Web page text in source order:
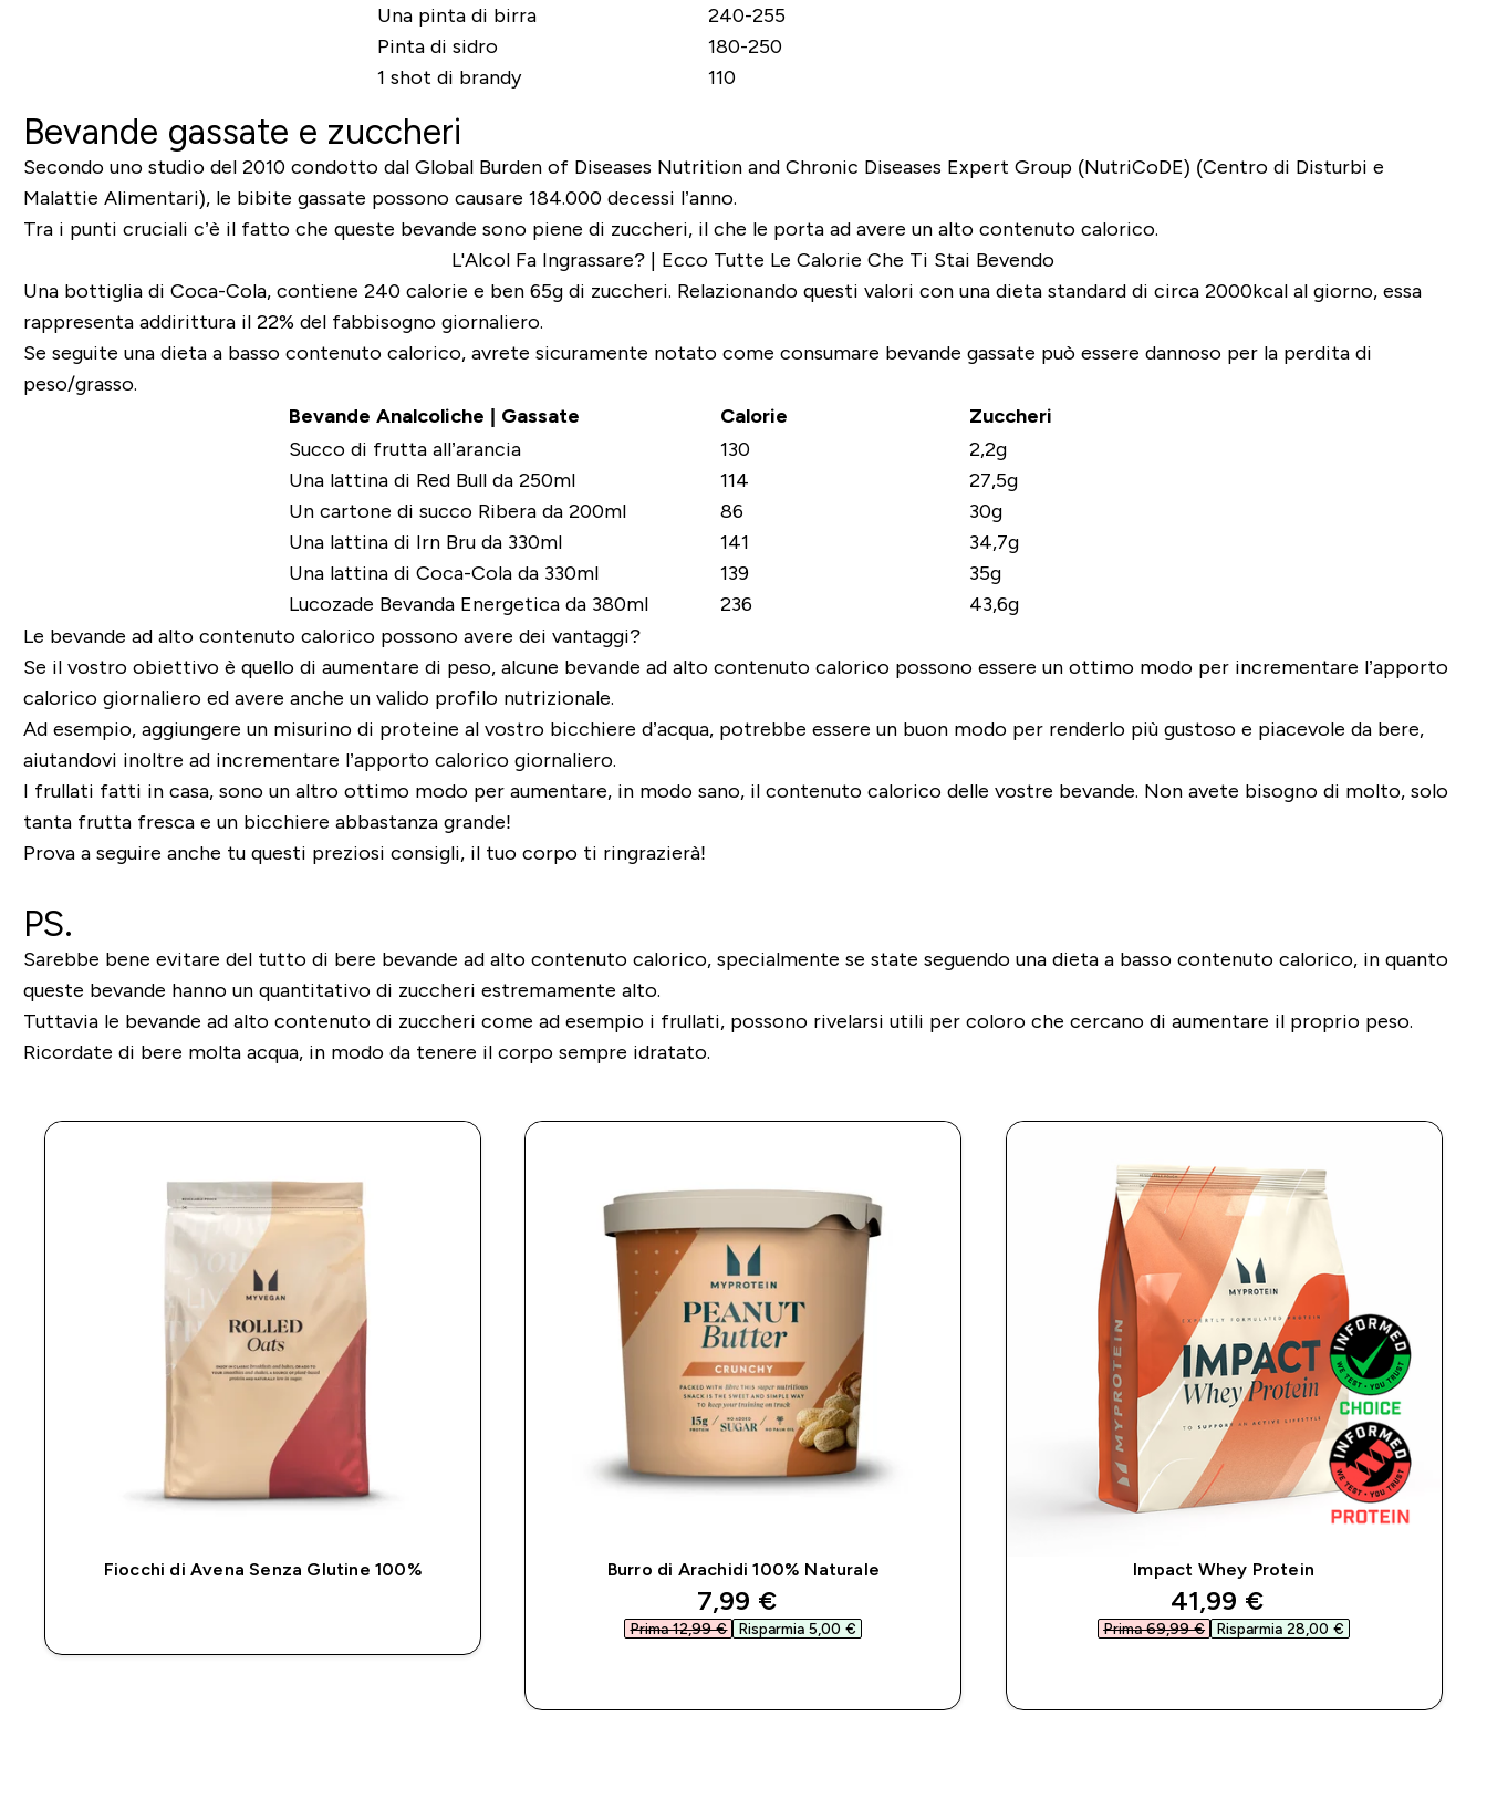
Una pinta di birra
Pinta di sidro
1 shot di brandy
240-255
180-250
110
Bevande gassate e zuccheri
Secondo uno studio del 2010 condotto dal Global Burden of Diseases Nutrition and Chronic Diseases Expert Group (NutriCoDE) (Centro di Disturbi e
Malattie Alimentari), le bibite gassate possono causare 184.000 decessi l’anno.
Tra i punti cruciali c’è il fatto che queste bevande sono piene di zuccheri, il che le porta ad avere un alto contenuto calorico.
Una bottiglia di Coca-Cola, contiene 240 calorie e ben 65g di zuccheri. Relazionando questi valori con una dieta standard di circa 2000kcal al giorno, essa
rappresenta addirittura il 22% del fabbisogno giornaliero.
Se seguite una dieta a basso contenuto calorico, avrete sicuramente notato come consumare bevande gassate può essere dannoso per la perdita di
peso/grasso.
Bevande Analcoliche | Gassate
Calorie
Zuccheri
Succo di frutta all’arancia
Una lattina di Red Bull da 250ml
Un cartone di succo Ribera da 200ml
Una lattina di Irn Bru da 330ml
Una lattina di Coca-Cola da 330ml
Lucozade Bevanda Energetica da 380ml
130
114
86
141
139
236
2,2g
27,5g
30g
34,7g
35g
43,6g
Le bevande ad alto contenuto calorico possono avere dei vantaggi?
Se il vostro obiettivo è quello di aumentare di peso, alcune bevande ad alto contenuto calorico possono essere un ottimo modo per incrementare l’apporto
calorico giornaliero ed avere anche un valido profilo nutrizionale.
Ad esempio, aggiungere un misurino di proteine al vostro bicchiere d’acqua, potrebbe essere un buon modo per renderlo più gustoso e piacevole da bere,
aiutandovi inoltre ad incrementare l’apporto calorico giornaliero.
I frullati fatti in casa, sono un altro ottimo modo per aumentare, in modo sano, il contenuto calorico delle vostre bevande. Non avete bisogno di molto, solo
tanta frutta fresca e un bicchiere abbastanza grande!
Prova a seguire anche tu questi preziosi consigli, il tuo corpo ti ringrazierà!
PS.
Sarebbe bene evitare del tutto di bere bevande ad alto contenuto calorico, specialmente se state seguendo una dieta a basso contenuto calorico, in quanto
queste bevande hanno un quantitativo di zuccheri estremamente alto.
Tuttavia le bevande ad alto contenuto di zuccheri come ad esempio i frullati, possono rivelarsi utili per coloro che cercano di aumentare il proprio peso.
Ricordate di bere molta acqua, in modo da tenere il corpo sempre idratato.
Fiocchi di Avena Senza Glutine 100% Burro di Arachidi 100% Naturale
discounted price
7,99 €‎
Prima 12,99 €‎ Risparmia 5,00 €‎
Impact Whey Protein
discounted price
41,99 €‎
Prima 69,99 €‎ Risparmia 28,00 €‎